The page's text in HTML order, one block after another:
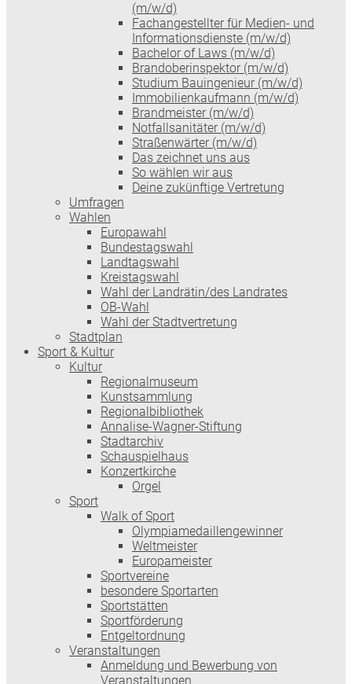
(m/w/d)
Fachangestellter für Medien- und
Informationsdienste (m/w/d)
Bachelor of Laws (m/w/d)
Brandoberinspektor (m/w/d)
Studium Bauingenieur (m/w/d)
Immobilienkaufmann (m/w/d)
Brandmeister (m/w/d)
Notfallsanitäter (m/w/d)
Straßenwärter (m/w/d)
Das zeichnet uns aus
So wählen wir aus
Deine zukünftige Vertretung
Umfragen
Wahlen
Europawahl
Bundestagswahl
Landtagswahl
Kreistagswahl
Wahl der Landrätin/des Landrates
OB-Wahl
Wahl der Stadtvertretung
Stadtplan
Sport & Kultur
Kultur
Regionalmuseum
Kunstsammlung
Regionalbibliothek
Annalise-Wagner-Stiftung
Stadtarchiv
Schauspielhaus
Konzertkirche
Orgel
Sport
Walk of Sport
Olympiamedaillengewinner
Weltmeister
Europameister
Sportvereine
besondere Sportarten
Sportstätten
Sportförderung
Entgeltordnung
Veranstaltungen
Anmeldung und Bewerbung von
Veranstaltungen